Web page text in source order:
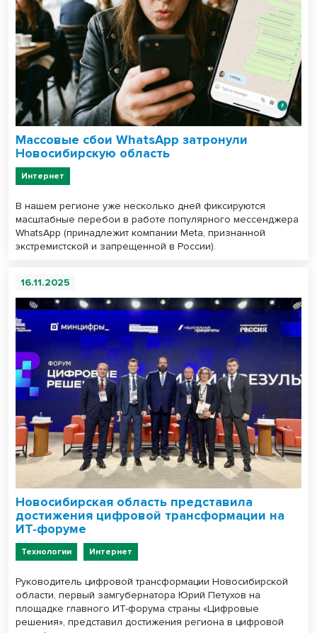
Массовые сбои WhatsApp затронули
Новосибирскую область
Интернет
В нашем регионе уже несколько дней фиксируются
масштабные перебои в работе популярного мессенджера
WhatsApp (принадлежит компании Meta, признанной
экстремистской и запрещенной в России).
16.11.2025
Новосибирская область представила
достижения цифровой трансформации на
ИТ-форуме
Технологии Интернет
Руководитель цифровой трансформации Новосибирской
области, первый замгубернатора Юрий Петухов на
площадке главного ИТ-форума страны «Цифровые
решения», представил достижения региона в цифровой